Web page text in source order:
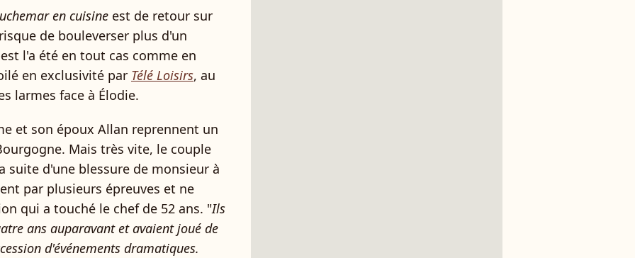
en cuisine est de retour sur
de bouleverser plus d'un
l'a été en tout cas comme en
en exclusivité par Télé Loisirs, au
larmes face à Élodie.
et son époux Allan reprennent un
Mais très vite, le couple
suite d'une blessure de monsieur à
par plusieurs épreuves et ne
qui a touché le chef de 52 ans. "Ils
ans auparavant et avaient joué de
d'événements dramatiques.